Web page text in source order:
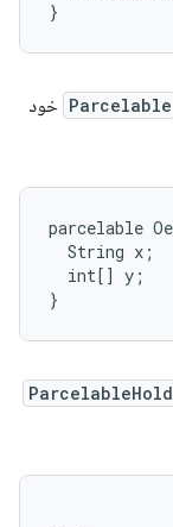
Parcelable خود
parcelable
  String x;
  int[] y;